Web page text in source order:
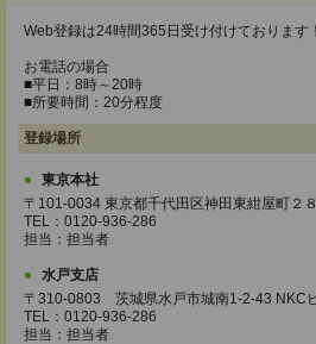
Web登録は24時間365日受け付けております！
お電話の場合
■平日：8時～20時
■所要時間：20分程度
登録場所
東京本社
〒101-0034 東京都千代田区神田東紺屋町
TEL：0120-936-286
担当：担当者
水戸支店
〒310-0803 茨城県水戸市城南1-2-43 NKC
TEL：0120-936-286
担当：担当者